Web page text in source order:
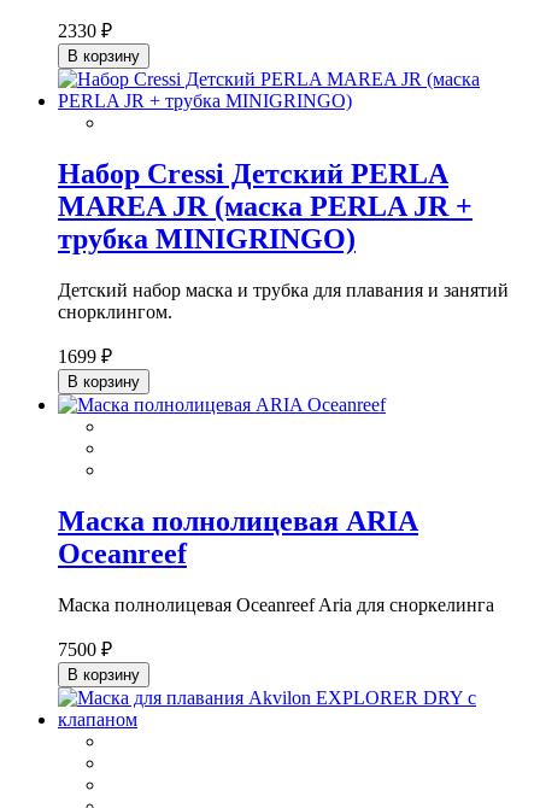
2330 ₽
В корзину
Набор Cressi Детский PERLA
MAREA JR (маска PERLA JR +
трубка MINIGRINGO)
Детский набор маска и трубка для плавания и занятий
снорклингом.
1699 ₽
В корзину
Маска полнолицевая ARIA
Oceanreef
Маска полнолицевая Oceanreef Aria для сноркелинга
7500 ₽
В корзину